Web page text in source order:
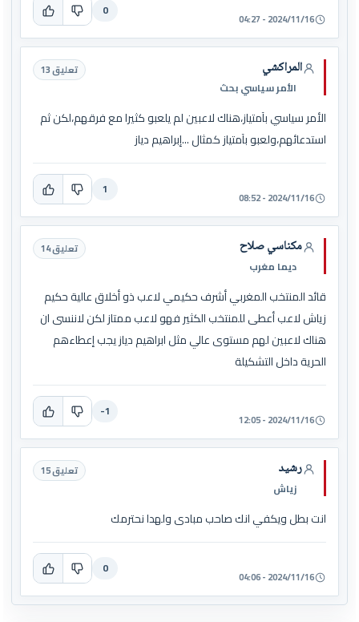
2024/11/16 - 04:27
0
المراكشي
الأمر سياسي بحث
تعليق 13
الأمر سياسي بآمتياز،هناك لاعبين لم يلعبو كثيرا مع فرقهم،لكن ثم
استدعائهم،ولعبو بآمتياز كمثال ...إبراهيم دياز
2024/11/16 - 08:52
1
مكناسي صلاح
ديما مغرب
تعليق 14
قائد المنتخب المغربي أشرف حكيمي لاعب ذو أخلاق عالية حكيم
زياش لاعب أعطى للمنتخب الكثير فهو لاعب ممتاز لكن لاننسى ان
هناك لاعبين لهم مستوى عالي مثل ابراهيم دياز يجب إعطاءهم
الحرية داخل التشكيلة
2024/11/16 - 12:05
-1
رشيد
زياش
تعليق 15
انت بطل ويكفي انك صاحب مبادى ولهدا نحترمك
2024/11/16 - 04:06
0